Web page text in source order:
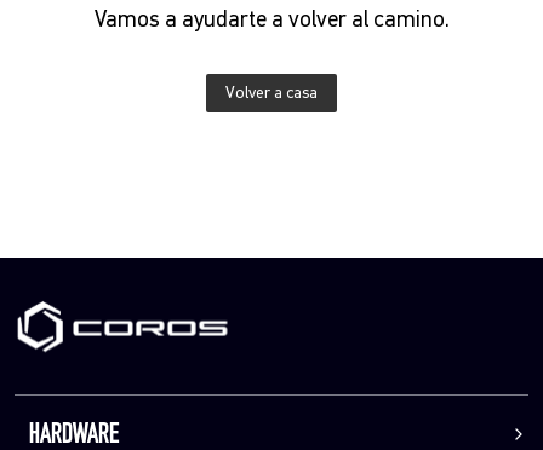
Vamos a ayudarte a volver al camino.
Volver a casa
HARDWARE